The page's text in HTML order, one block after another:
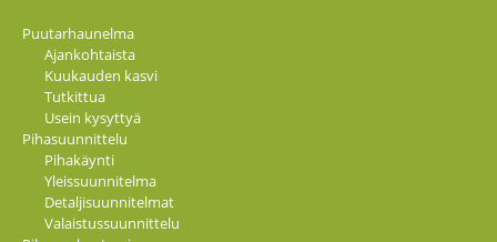
Puutarhaunelma
Ajankohtaista
Kuukauden kasvi
Tutkittua
Usein kysyttyä
Pihasuunnittelu
Pihakäynti
Yleissuunnitelma
Detaljisuunnitelmat
Valaistussuunnittelu